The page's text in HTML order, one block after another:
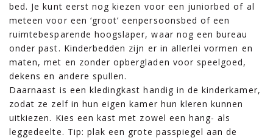
bed. Je kunt eerst nog kiezen voor een juniorbed of al
meteen voor een ‘groot’ eenpersoonsbed of een
ruimtebesparende hoogslaper, waar nog een bureau
onder past. Kinderbedden zijn er in allerlei vormen en
maten, met en zonder opbergladen voor speelgoed,
dekens en andere spullen.
Daarnaast is een kledingkast handig in de kinderkamer,
zodat ze zelf in hun eigen kamer hun kleren kunnen
uitkiezen. Kies een kast met zowel een hang- als
leggedeelte. Tip: plak een grote passpiegel aan de